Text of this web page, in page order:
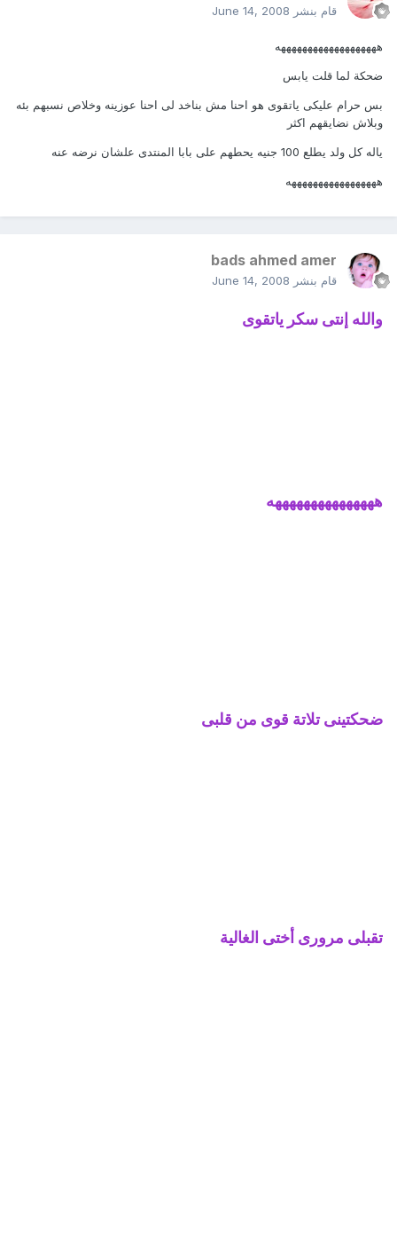
قام بنشر June 14, 2008
هههههههههههههههههههه
ضحكة لما قلت يابس
بس حرام عليكى ياتقوى هو احنا مش بناخد لى احنا عوزينه وخلاص نسبهم بئه
وبلاش نضايقهم اكثر
ياله كل ولد يطلع 100 جنيه يحطهم على بابا المنتدى علشان نرضه عنه
هههههههههههههههههه
bads ahmed amer
قام بنشر June 14, 2008
والله إنتى سكر ياتقوى
هههههههههههههههه
ضحكتينى تلاتة قوى من قلبى
تقبلى مرورى أختى الغالية